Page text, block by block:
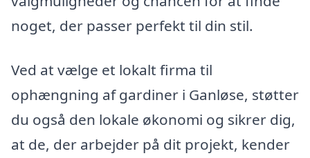
noget, der passer perfekt til din stil.
Ved at vælge et lokalt firma til
ophængning af gardiner i Ganløse, støtter
du også den lokale økonomi og sikrer dig,
at de, der arbejder på dit projekt, kender